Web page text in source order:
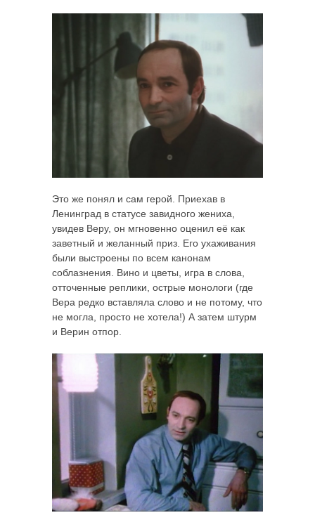
Это же понял и сам герой. Приехав в
Ленинград в статусе завидного жениха,
увидев Веру, он мгновенно оценил её как
заветный и желанный приз. Его ухаживания
были выстроены по всем канонам
соблазнения. Вино и цветы, игра в слова,
отточенные реплики, острые монологи (где
Вера редко вставляла слово и не потому, что
не могла, просто не хотела!) А затем штурм
и Верин отпор.